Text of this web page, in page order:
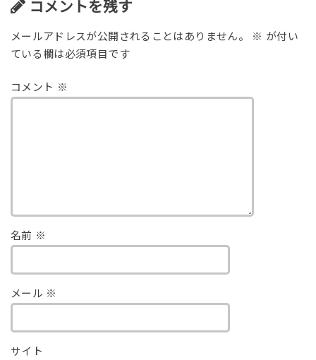
コメントを残す
メールアドレスが公開されることはありません。 ※ が付い
ている欄は必須項目です
コメント ※
名前 ※
メール ※
サイト